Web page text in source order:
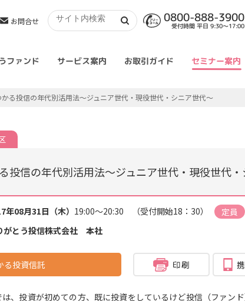
お問合せ 0800-888-3900
受付時間 平日 9:30～17:00
ファンド サービス案内 お取引ガイド セミナー案内
る投信の年代別活用法～ジュニア世代・現役世代・シニア世代～
投信の年代別活用法～ジュニア世代・現役世代
年08月31日（木） 19:00～20:30 （受付開始18：30） 定員
がとう投信株式会社 本社
る投資信託
は、投資が初めての方、既に投資をしているけど投信（ファン